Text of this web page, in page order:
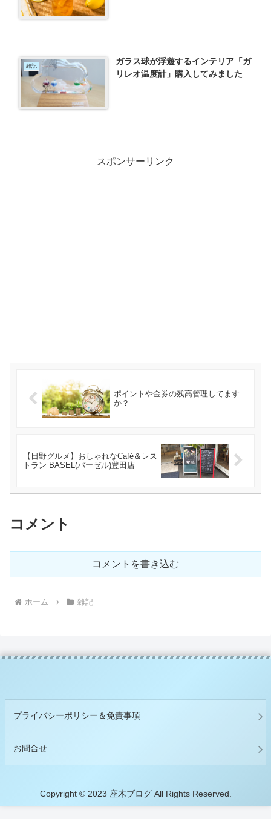
雑記
ガラス球が浮遊するインテリア「ガ
リレオ温度計」購入してみました
スポンサーリンク
ポイントや金券の残高管理してます
か？
【日野グルメ】おしゃれなCafé＆レス
トラン BASEL(バーゼル)豊田店
コメント
コメントを書き込む
ホーム 雑記
プライバシーポリシー＆免責事項
お問合せ
Copyright © 2023 座木ブログ All Rights Reserved.